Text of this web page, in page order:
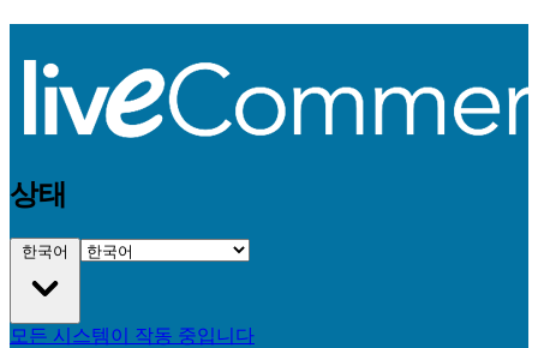
상태
한국어
모든 시스템이 작동 중입니다